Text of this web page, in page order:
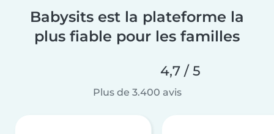
Babysits est la plateforme la
plus fiable pour les familles
4,7 / 5
Plus de 3.400 avis